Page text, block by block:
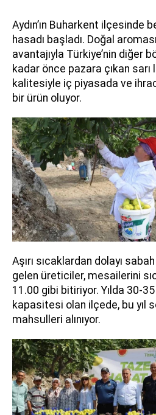
Aydın’ın Buharkent ilçesinde
hasadı başladı. Doğal
avantajıyla Türkiye’nin diğer
kadar önce pazara çıkan sarı
kalitesiyle iç piyasada ve
bir ürün oluyor.
Aşırı sıcaklardan dolayı
gelen üreticiler, mesailerini
11.00 gibi bitiriyor. Yılda 30-
kapasitesi olan ilçede, bu yıl
mahsulleri alınıyor.